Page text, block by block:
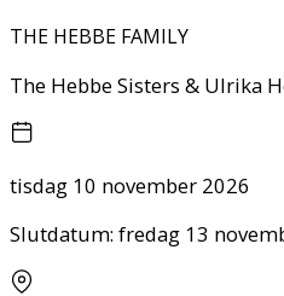
THE HEBBE FAMILY
The Hebbe Sisters & Ulrika
tisdag 10 november 2026
Slutdatum: fredag 13